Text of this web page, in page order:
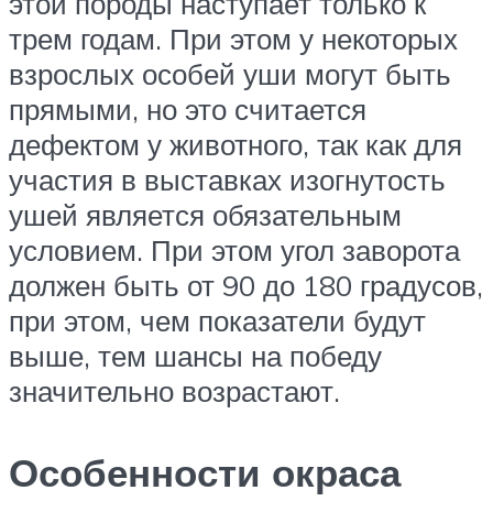
трем годам. При этом у некоторых
взрослых особей уши могут быть
прямыми, но это считается
дефектом у животного, так как для
участия в выставках изогнутость
ушей является обязательным
условием. При этом угол заворота
должен быть от 90 до 180 градусов,
при этом, чем показатели будут
выше, тем шансы на победу
значительно возрастают.
Особенности окраса